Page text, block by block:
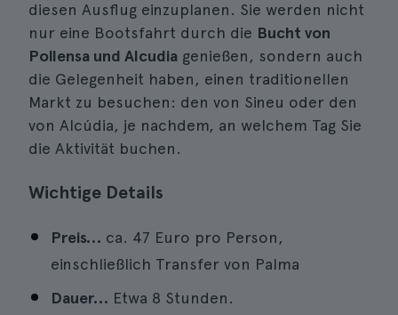
diesen Ausflug einzuplanen. Sie werden nicht
nur eine Bootsfahrt durch die Bucht von
Pollensa und Alcudia genießen, sondern auch
die Gelegenheit haben, einen traditionellen
Markt zu besuchen: den von Sineu oder den
von Alcúdia, je nachdem, an welchem Tag Sie
die Aktivität buchen.
Wichtige Details
Preis… ca. 47 Euro pro Person,
einschließlich Transfer von Palma
Dauer… Etwa 8 Stunden.